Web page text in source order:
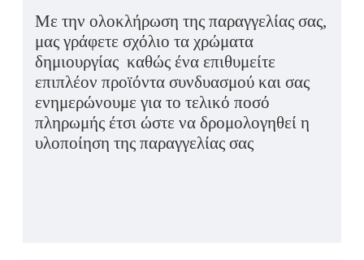
Με την ολοκλήρωση της παραγγελίας σας,
μας γράφετε σχόλιο τα χρώματα
δημιουργίας καθώς ένα επιθυμείτε
επιπλέον προϊόντα συνδυασμού και σας
ενημερώνουμε για το τελικό ποσό
πληρωμής έτσι ώστε να δρομολογηθεί η
υλοποίηση της παραγγελίας σας